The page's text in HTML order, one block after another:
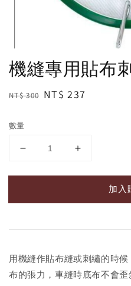
機縫專用貼布
Regular
NT$ 300 Sale
NT$ 237
數量
加入
用機縫作貼布縫或刺繡的時
布的張力，車縫時底布不會歪